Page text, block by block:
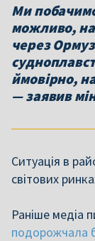
Ми побачимо
можливо,
через
ймовірно,
— заявив
Ситуація в
світових
Раніше медіа
подорожчала